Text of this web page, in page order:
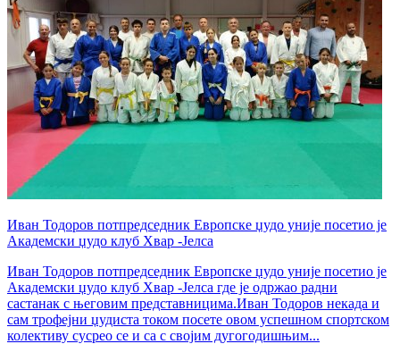
Иван Тодоров потпредседник Европске џудо уније посетио је
Академски џудо клуб Хвар -Јелса
Иван Тодоров потпредседник Европске џудо уније посетио је
Академски џудо клуб Хвар -Јелса где је одржао радни
састанак с његовим представницима.Иван Тодоров некада и
сам трофејни џудиста током посете овом успешном спортском
колективу сусрео се и са с својим дугогодишњим...